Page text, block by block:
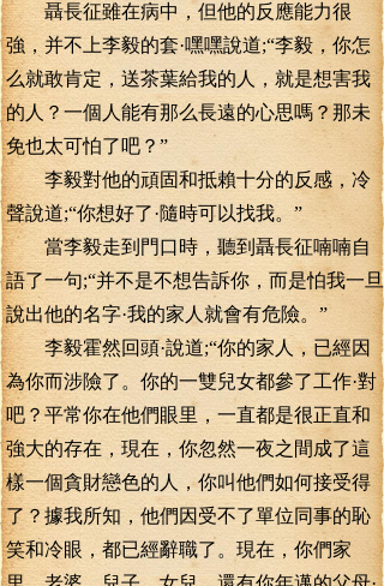
聶長征雖在病中，但他的反應能力很
強，并不上李毅的套·嘿嘿說道;“李毅，你怎
么就敢肯定，送茶葉給我的人，就是想害我
的人？一個人能有那么長遠的心思嗎？那未
免也太可怕了吧？”
李毅對他的頑固和抵賴十分的反感，冷
聲說道;“你想好了·隨時可以找我。”
當李毅走到門口時，聽到聶長征喃喃自
語了一句;“并不是不想告訴你，而是怕我一旦
說出他的名字·我的家人就會有危險。”
李毅霍然回頭·說道;“你的家人，已經因
為你而涉險了。你的一雙兒女都參了工作·對
吧？平常你在他們眼里，一直都是很正直和
強大的存在，現在，你忽然一夜之間成了這
樣一個貪財戀色的人，你叫他們如何接受得
了？據我所知，他們因受不了單位同事的恥
笑和冷眼，都已經辭職了。現在，你們家